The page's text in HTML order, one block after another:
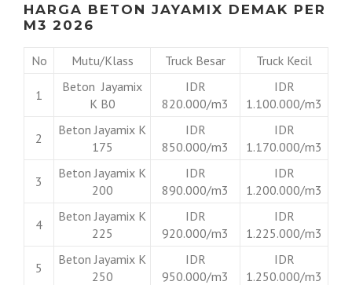
HARGA BETON JAYAMIX DEMAK PER
M3 2026
No Mutu/Klass Truck Besar Truck Kecil
1
Beton Jayamix
K B0
IDR
820.000/m3
IDR
1.100.000/m3
2
Beton Jayamix K
175
IDR
850.000/m3
IDR
1.170.000/m3
3
Beton Jayamix K
200
IDR
890.000/m3
IDR
1.200.000/m3
4
Beton Jayamix K
225
IDR
920.000/m3
IDR
1.225.000/m3
5
Beton Jayamix K
250
IDR
950.000/m3
IDR
1.250.000/m3